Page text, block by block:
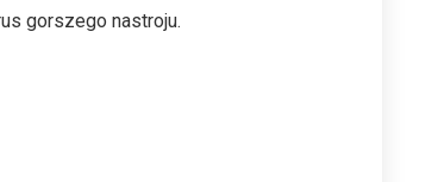
gorszego nastroju.